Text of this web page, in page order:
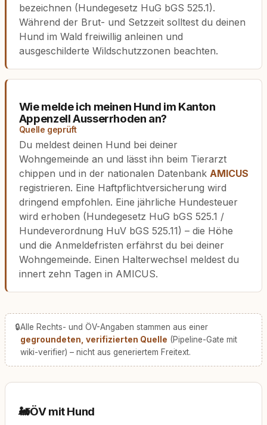
bezeichnen (Hundegesetz HuG bGS 525.1).
Während der Brut- und Setzzeit solltest du deinen
Hund im Wald freiwillig anleinen und
ausgeschilderte Wildschutzzonen beachten.
Wie melde ich meinen Hund im Kanton
Appenzell Ausserrhoden an?
Quelle geprüft
Du meldest deinen Hund bei deiner
Wohngemeinde an und lässt ihn beim Tierarzt
chippen und in der nationalen Datenbank AMICUS
registrieren. Eine Haftpflichtversicherung wird
dringend empfohlen. Eine jährliche Hundesteuer
wird erhoben (Hundegesetz HuG bGS 525.1 /
Hundeverordnung HuV bGS 525.11) – die Höhe
und die Anmeldefristen erfährst du bei deiner
Wohngemeinde. Einen Halterwechsel meldest du
innert zehn Tagen in AMICUS.
🔒Alle Rechts- und ÖV-Angaben stammen aus einer
gegroundeten, verifizierten Quelle (Pipeline-Gate mit
wiki-verifier) – nicht aus generiertem Freitext.
🚂ÖV mit Hund